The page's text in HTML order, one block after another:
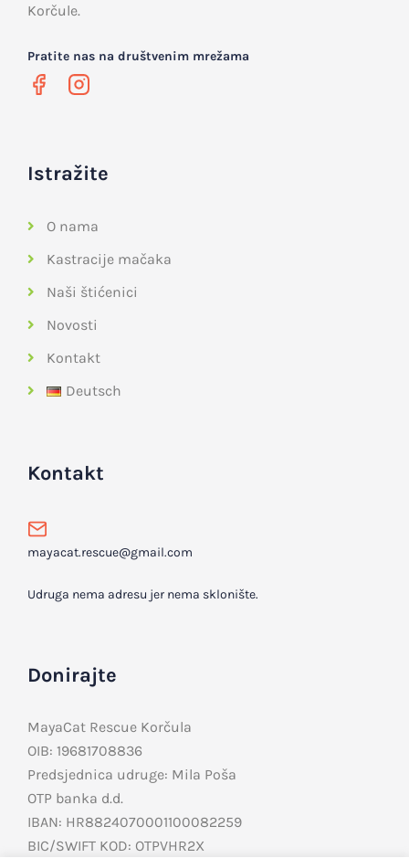
Korčule.
Pratite nas na društvenim mrežama
Istražite
O nama
Kastracije mačaka
Naši štićenici
Novosti
Kontakt
Deutsch
Kontakt
mayacat.rescue@gmail.com
Udruga nema adresu jer nema sklonište.
Donirajte
MayaCat Rescue Korčula
OIB: 19681708836
Predsjednica udruge: Mila Poša
OTP banka d.d.
IBAN: HR8824070001100082259
BIC/SWIFT KOD: OTPVHR2X